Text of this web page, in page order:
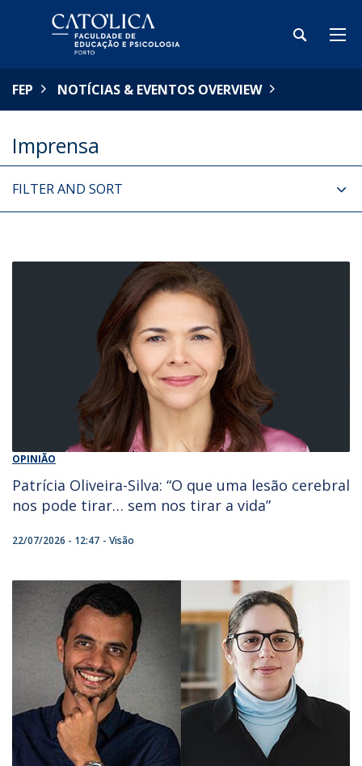
FEP NOTÍCIAS & EVENTOS OVERVIEW
Imprensa
FILTER AND SORT
OPINIÃO
Patrícia Oliveira-Silva: “O que uma lesão cerebral
nos pode tirar… sem nos tirar a vida”
22/07/2026 - 12:47 Visão